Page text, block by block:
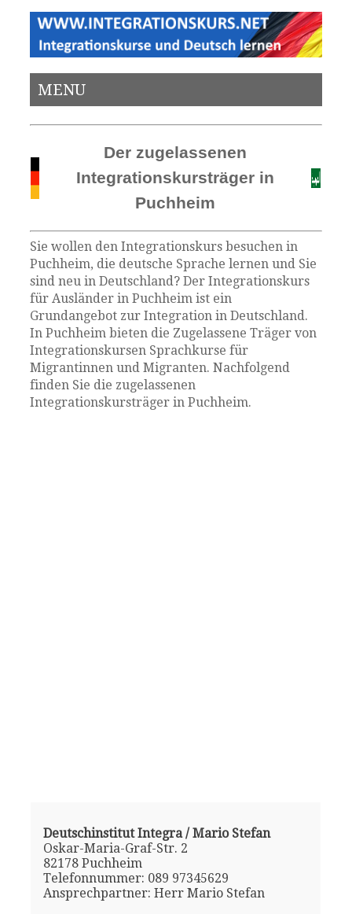
MENU
Der zugelassenen
Integrationskursträger in
Puchheim
Sie wollen den Integrationskurs besuchen in
Puchheim, die deutsche Sprache lernen und Sie
sind neu in Deutschland? Der Integrationskurs
für Ausländer in Puchheim ist ein
Grundangebot zur Integration in Deutschland.
In Puchheim bieten die Zugelassene Träger von
Integrationskursen Sprachkurse für
Migrantinnen und Migranten. Nachfolgend
finden Sie die zugelassenen
Integrationskursträger in Puchheim.
Deutschinstitut Integra / Mario Stefan
Oskar-Maria-Graf-Str. 2
82178 Puchheim
Telefonnummer: 089 97345629
Ansprechpartner: Herr Mario Stefan